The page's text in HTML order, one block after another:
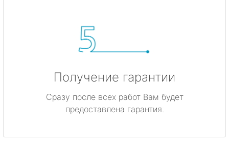
Получение гарантии
Сразу после всех работ Вам будет
предоставлена гарантия.